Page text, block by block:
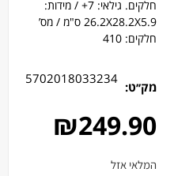
חלקים. גילאי: 7+ / מידות:
26.2X28.2X5.9 ס"מ / מס’
חלקים: 410
מק׳׳ט:
5702018033234
₪249.90
המלאי אזל